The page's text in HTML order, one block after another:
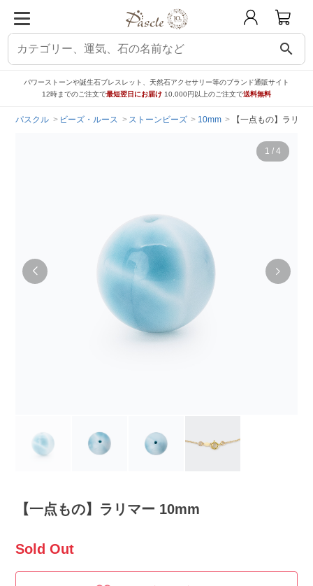
search
パワーストーンや誕生石ブレスレット、天然石アクセサリー等のブランド通販サイト
12時までのご注文で最短翌日にお届け 10,000円以上のご注文で送料無料
パスクル ビーズ・ルース ストーンビーズ 10mm 【一点もの】ラリマ
1 / 4
【一点もの】ラリマー 10mm
Sold Out